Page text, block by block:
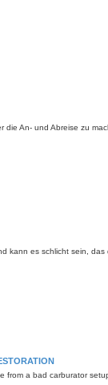
An- und Abreise zu
kann es schlicht sein,
a bad carburator